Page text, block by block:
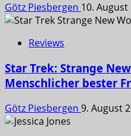
Götz Piesbergen 10. August
Reviews
Star Trek: Strange
Menschlicher bester
Götz Piesbergen 9. August